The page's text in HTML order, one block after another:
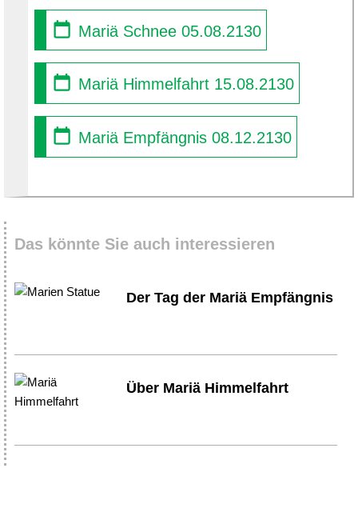
Mariä Schnee 05.08.2130
Mariä Himmelfahrt 15.08.2130
Mariä Empfängnis 08.12.2130
Das könnte Sie auch interessieren
Der Tag der Mariä Empfängnis
Über Mariä Himmelfahrt